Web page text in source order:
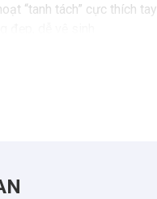
“tanh tách” cực thích tay
hàng